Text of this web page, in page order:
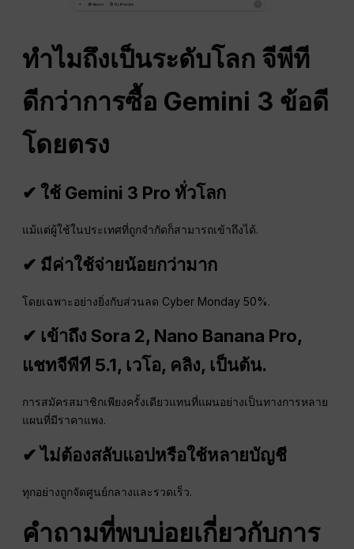
ทำไมถึงเป็นระดับโลก จีพีที
ดีกว่าการซื้อ Gemini 3 ข้อดี
โดยตรง
✔ ใช้ Gemini 3 Pro ทั่วโลก
แม้แต่ผู้ใช้ในประเทศที่ถูกจำกัดก็สามารถเข้าถึงได้.
✔ มีค่าใช้จ่ายน้อยกว่ามาก
โดยเฉพาะอย่างยิ่งกับส่วนลด Cyber Monday 50%.
✔ เข้าถึง Sora 2, Nano Banana Pro,
แชทจีพีที 5.1, เวโอ, คลิง, เป็นต้น.
การสมัครสมาชิกเพียงครั้งเดียวแทนที่แผนอย่างเป็นทางการหลาย
แผนที่มีราคาแพง.
✔ ไม่ต้องสลับแอปหรือใช้หลายบัญชี
ทุกอย่างถูกจัดศูนย์กลางและรวดเร็ว.
คำถามที่พบบ่อยเกี่ยวกับการ